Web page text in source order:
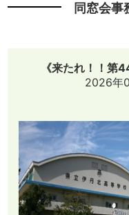
同窓会事
《来たれ！！第
2026年